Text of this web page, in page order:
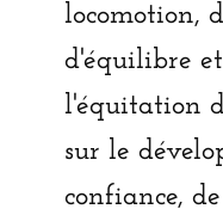
locomotion,
d'équilibre
l'équitation
sur le
confiance,